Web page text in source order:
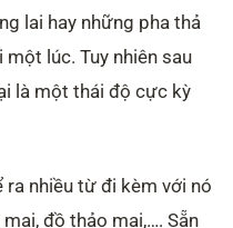
lai hay những pha thả
lúc. Tuy nhiên sau
là một thái độ cực kỳ
nhiều từ đi kèm với nó
đồ thảo mai,…. Sẵn